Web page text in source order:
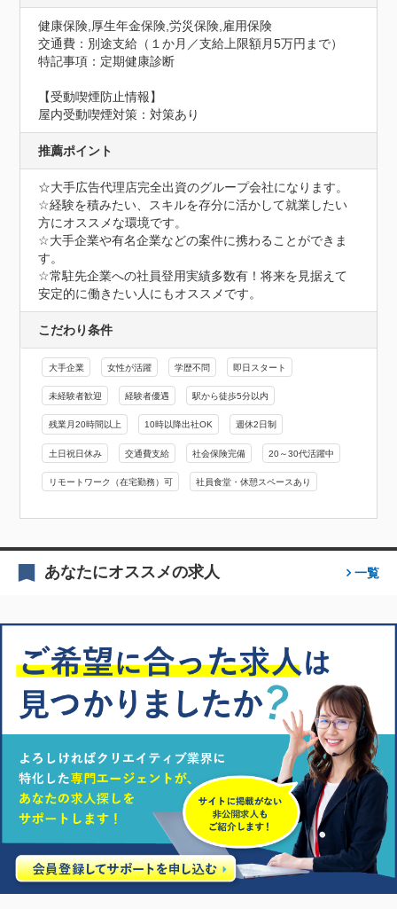
健康保険,厚生年金保険,労災保険,雇用保険
交通費：別途支給（１か月／支給上限額月5万円まで）
特記事項：定期健康診断
【受動喫煙防止情報】
屋内受動喫煙対策：対策あり
推薦ポイント
☆大手広告代理店完全出資のグループ会社になります。
☆経験を積みたい、スキルを存分に活かして就業したい
方にオススメな環境です。
☆大手企業や有名企業などの案件に携わることができま
す。
☆常駐先企業への社員登用実績多数有！将来を見据えて
安定的に働きたい人にもオススメです。
こだわり条件
大手企業 女性が活躍 学歴不問 即日スタート
未経験者歓迎 経験者優遇 駅から徒歩5分以内
残業月20時間以上 10時以降出社OK 週休2日制
土日祝日休み 交通費支給 社会保険完備 20～30代活躍中
リモートワーク（在宅勤務）可 社員食堂・休憩スペースあり
あなたにオススメの求人 一覧